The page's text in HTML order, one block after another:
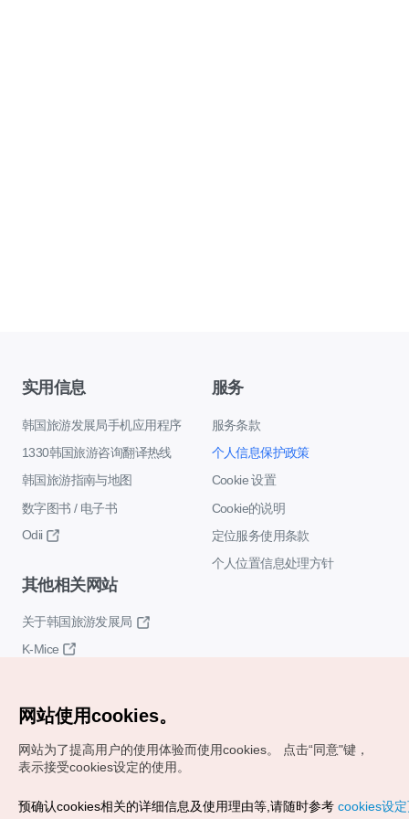
实用信息
韩国旅游发展局手机应用程序
1330韩国旅游咨询翻译热线
韩国旅游指南与地图
数字图书 / 电子书
Odii
服务
服务条款
个人信息保护政策
Cookie 设置
Cookie的说明
定位服务使用条款
个人位置信息处理方针
其他相关网站
关于韩国旅游发展局
K-Mice
Copyrights (c) 韩国旅游发展局版权所有
网站使用cookies。
网站为了提高用户的使用体验而使用cookies。
点击“同意"键，
表示接受cookies设定的使用。
预确认cookies相关的详细信息及使用理由等,请随时参考 cookies设